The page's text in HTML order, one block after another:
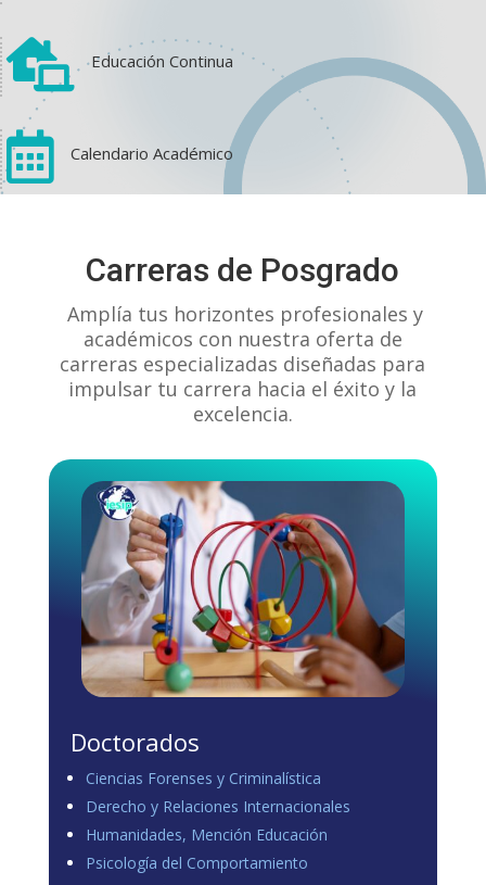
1 0
 Educación Continua
 Calendario Académico
Carreras de Posgrado
Amplía tus horizontes profesionales y
académicos con nuestra oferta de
carreras especializadas diseñadas para
impulsar tu carrera hacia el éxito y la
excelencia.
Doctorados
Ciencias Forenses y Criminalística
Derecho y Relaciones Internacionales
Humanidades, Mención Educación
Psicología del Comportamiento